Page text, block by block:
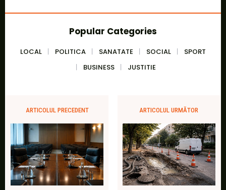
Popular Categories
LOCAL POLITICA SANATATE SOCIAL
SPORT
BUSINESS
JUSTITIE
ARTICOLUL PRECEDENT ARTICOLUL URMĂTOR